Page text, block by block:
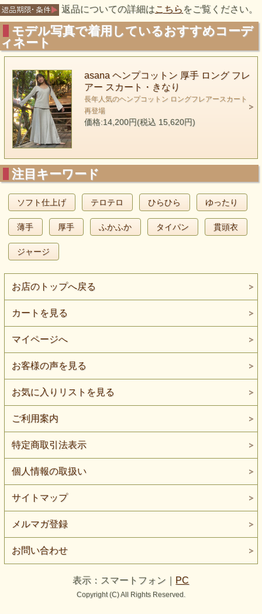
返品についての詳細はこちら をご覧ください。
モデル写真で着用しているおすすめコーデ
ィネート
asana ヘンプコットン 厚手 ロング フレ
アー スカート・きなり
長年人気のヘンプコットン ロングフレアースカート
再登場
価格:14,200円(税込 15,620円)
注目キーワード
ソフト仕上げ テロテロ ひらひら ゆったり
薄手 厚手 ふかふか タイパン 貫頭衣
ジャージ
お店のトップへ戻る
カートを見る
マイページへ
お客様の声を見る
お気に入りリストを見る
ご利用案内
特定商取引法表示
個人情報の取扱い
サイトマップ
メルマガ登録
お問い合わせ
表示：スマートフォン｜ PC
Copyright (C) All Rights Reserved.